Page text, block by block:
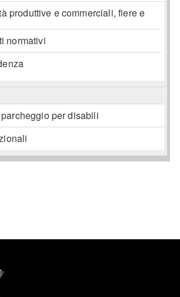
produttive e commerciali, fiere e
normativi
per disabili